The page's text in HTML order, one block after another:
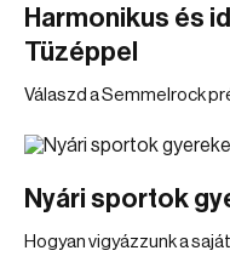
Harmonikus és
Tüzéppel
Válaszd a Semmelrock
Nyári sportok
Hogyan vigyázzunk a